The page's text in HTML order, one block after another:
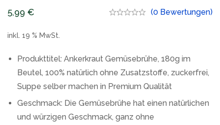
5,99 € (0 Bewertungen)
inkl. 19 % MwSt.
Produkttitel: Ankerkraut Gemüsebrühe, 180g im
Beutel, 100% natürlich ohne Zusatzstoffe, zuckerfrei,
Suppe selber machen in Premium Qualität
Geschmack: Die Gemüsebrühe hat einen natürlichen
und würzigen Geschmack, ganz ohne